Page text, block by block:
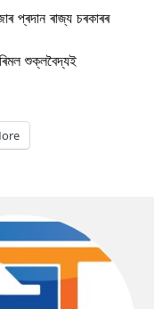
প্ৰদান ৰাজ্য চৰকাৰৰ
শুক্লবৈদ্যই